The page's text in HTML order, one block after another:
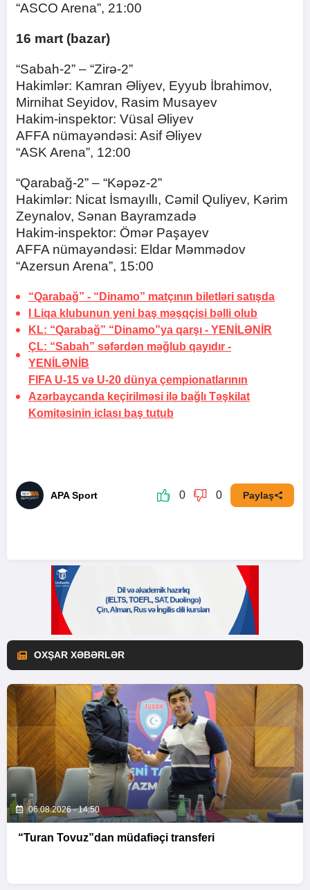
“ASCO Arena”, 21:00
16 mart (bazar)
“Sabah-2” – “Zirə-2”
Hakimlər: Kamran Əliyev, Eyyub İbrahimov,
Mirnihat Seyidov, Rasim Musayev
Hakim-inspektor: Vüsal Əliyev
AFFA nümayəndəsi: Asif Əliyev
“ASK Arena”, 12:00
“Qarabağ-2” – “Kəpəz-2”
Hakimlər: Nicat İsmayıllı, Cəmil Quliyev, Kərim
Zeynalov, Sənan Bayramzadə
Hakim-inspektor: Ömər Paşayev
AFFA nümayəndəsi: Eldar Məmmədov
“Azersun Arena”, 15:00
“Qarabağ” - “Dinamo” matçının biletləri satışda
I Liqa klubunun yeni baş məşqçisi bəlli olub
KL: “Qarabağ” “Dinamo”ya qarşı - YENİLƏNİR
ÇL: “Sabah” səfərdən məğlub qayıdır -
YENİLƏNİB
FIFA U-15 və U-20 dünya çempionatlarının
Azərbaycanda keçirilməsi ilə bağlı Təşkilat
Komitəsinin iclası baş tutub
APA Sport 0 0 Paylaş
OXŞAR XƏBƏRLƏR
06.08.2026 - 14:50
“Turan Tovuz”dan müdafiəçi transferi